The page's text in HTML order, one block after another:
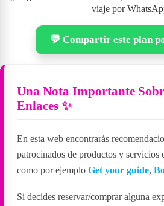
viaje por
💬 Compartir este plan
Una Nota Importante
Enlaces ✨
En esta web encontrarás
patrocinados de productos y servicios
como por ejemploGet your guide,
Si decides reservar/comprar alguna